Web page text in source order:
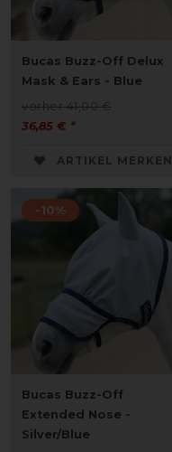
Bucas Buzz-Off Delux
Mask & Ears - Blue
vorher 41,00 €
36,85 € *
ARTIKEL MERKEN
-10%
Bucas Buzz-Off
Extended Nose -
Silver/Blue